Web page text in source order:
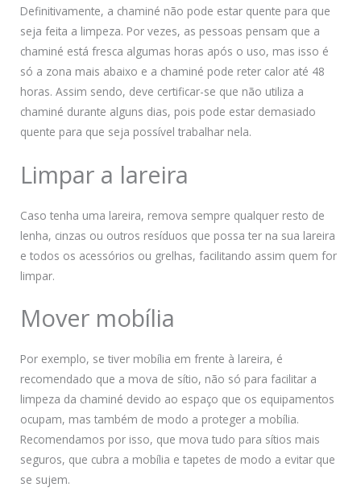
Definitivamente, a chaminé não pode estar quente para que
seja feita a limpeza. Por vezes, as pessoas pensam que a
chaminé está fresca algumas horas após o uso, mas isso é
só a zona mais abaixo e a chaminé pode reter calor até 48
horas. Assim sendo, deve certificar-se que não utiliza a
chaminé durante alguns dias, pois pode estar demasiado
quente para que seja possível trabalhar nela.
Limpar a lareira
Caso tenha uma lareira, remova sempre qualquer resto de
lenha, cinzas ou outros resíduos que possa ter na sua lareira
e todos os acessórios ou grelhas, facilitando assim quem for
limpar.
Mover mobília
Por exemplo, se tiver mobília em frente à lareira, é
recomendado que a mova de sítio, não só para facilitar a
limpeza da chaminé devido ao espaço que os equipamentos
ocupam, mas também de modo a proteger a mobília.
Recomendamos por isso, que mova tudo para sítios mais
seguros, que cubra a mobília e tapetes de modo a evitar que
se sujem.